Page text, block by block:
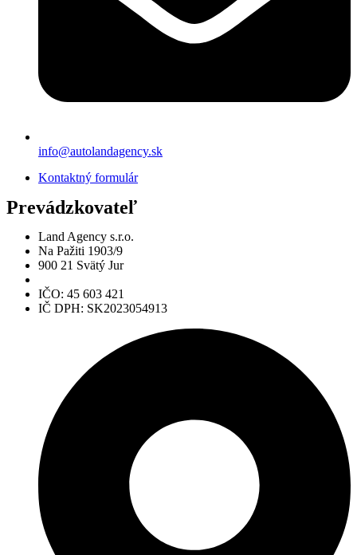
info@autolandagency.sk
Kontaktný formulár
Prevádzkovateľ
Land Agency s.r.o.
Na Pažiti 1903/9
900 21 Svätý Jur
IČO: 45 603 421
IČ DPH: SK2023054913